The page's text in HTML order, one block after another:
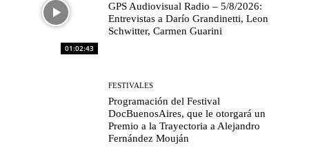
01:02:43
GPS Audiovisual Radio – 5/8/2026:
Entrevistas a Darío Grandinetti, Leon
Schwitter, Carmen Guarini
FESTIVALES
Programación del Festival
DocBuenosAires, que le otorgará un
Premio a la Trayectoria a Alejandro
Fernández Mouján